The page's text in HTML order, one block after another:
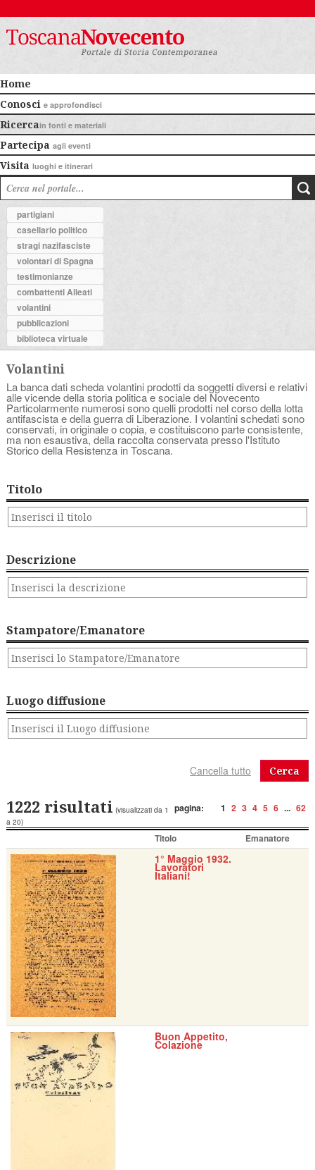
Home
Conosci e approfondisci
Ricercain fonti e materiali
Partecipa agli eventi
Visita luoghi e itinerari
partigiani
casellario politico
stragi nazifasciste
volontari di Spagna
testimonianze
combattenti Alleati
volantini
pubblicazioni
biblioteca virtuale
Volantini
La banca dati scheda volantini prodotti da soggetti diversi e relativi
alle vicende della storia politica e sociale del Novecento
Particolarmente numerosi sono quelli prodotti nel corso della lotta
antifascista e della guerra di Liberazione. I volantini schedati sono
conservati, in originale o copia, e costituiscono parte consistente,
ma non esaustiva, della raccolta conservata presso l'Istituto
Storico della Resistenza in Toscana.
Titolo
Descrizione
Stampatore/Emanatore
Luogo diffusione
Cerca
pagina: 1 2 3 4 5 6 ... 62
1222 risultati (visualizzati da 1
a 20)
Titolo Emanatore
1° Maggio 1932.
Lavoratori
Italiani!
Buon Appetito,
Colazione